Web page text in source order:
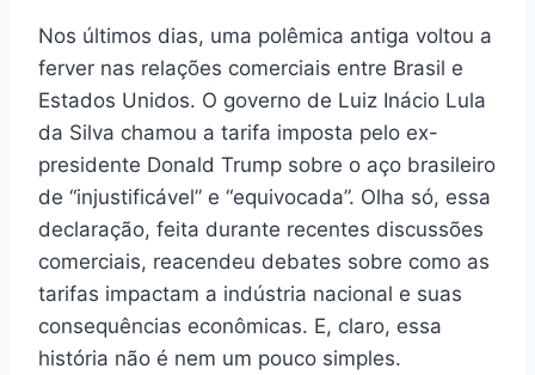
Nos últimos dias, uma polêmica antiga voltou a
ferver nas relações comerciais entre Brasil e
Estados Unidos. O governo de Luiz Inácio Lula
da Silva chamou a tarifa imposta pelo ex-
presidente Donald Trump sobre o aço brasileiro
de “injustificável” e “equivocada”. Olha só, essa
declaração, feita durante recentes discussões
comerciais, reacendeu debates sobre como as
tarifas impactam a indústria nacional e suas
consequências econômicas. E, claro, essa
história não é nem um pouco simples.